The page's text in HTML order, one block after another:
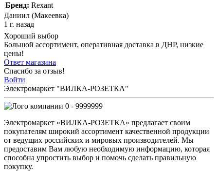
Бренд: Rexant
Даниил (Макеевка)
1 г. назад
Хороший выбор
Большой ассортимент, оперативная доставка в ДНР, низкие
цены!
Ответ магазина
Спасибо за отзыв!
Войти
Электромаркет "ВИЛКА-РОЗЕТКА"
0 - 9999999
Электромаркет «ВИЛКА-РОЗЕТКА» предлагает своим
покупателям широкий ассортимент качественной продукции
от ведущих российских и мировых производителей. Мы
предоставим Вам любую необходимую информацию, которая
способна упростить выбор и помочь сделать правильную
покупку.